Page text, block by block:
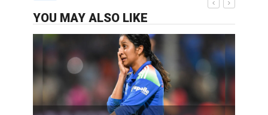
YOU MAY ALSO LIKE